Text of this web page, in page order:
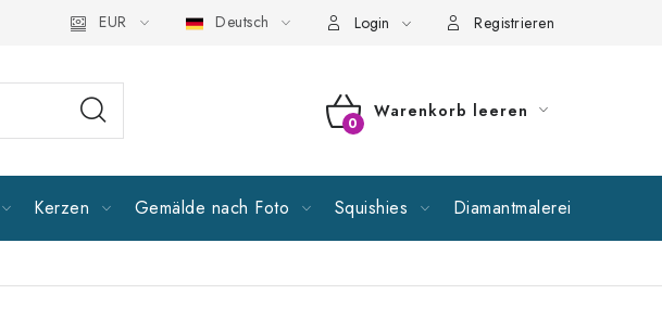
Folgen Sie uns Allgemeine Geschäftsbedingungen Richtlinien zur Verarbeitung
EUR Deutsch Login Registrieren
WARENKORB
Warenkorb leeren
Kerzen Gemälde nach Foto Squishies Diamantmalerei